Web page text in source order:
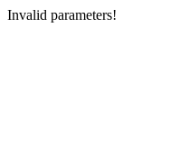
Invalid parameters!